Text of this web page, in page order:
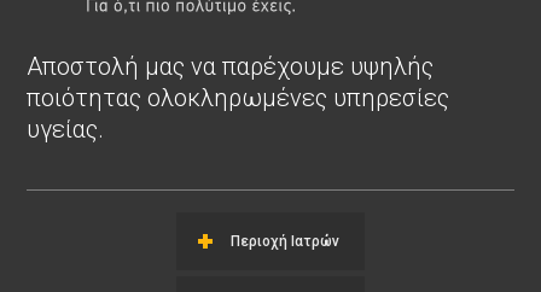
Αποστολή μας να παρέχουμε υψηλής
ποιότητας ολοκληρωμένες υπηρεσίες
υγείας.
Περιοχή Ιατρών